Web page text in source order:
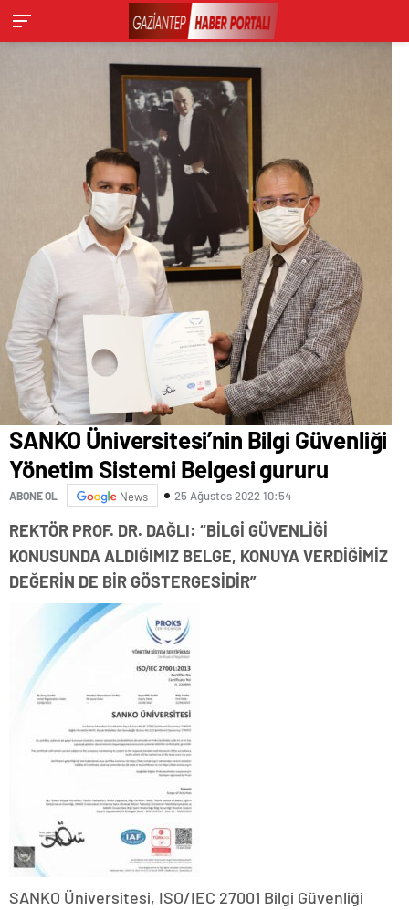
SANKO Üniversitesi’nin Bilgi Güvenliği
Yönetim Sistemi Belgesi gururu
ABONE OL News 25 Ağustos 2022 10:54
REKTÖR PROF. DR. DAĞLI: “BİLGİ GÜVENLİĞİ
KONUSUNDA ALDIĞIMIZ BELGE, KONUYA VERDİĞİMİZ
DEĞERİN DE BİR GÖSTERGESİDİR”
SANKO Üniversitesi, ISO/IEC 27001 Bilgi Güvenliği